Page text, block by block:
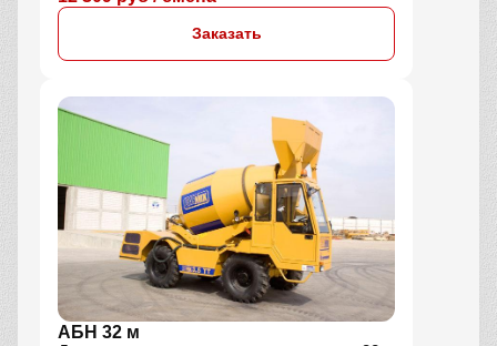
Объём барабана
9 м³
Применение
Для больших объёмов